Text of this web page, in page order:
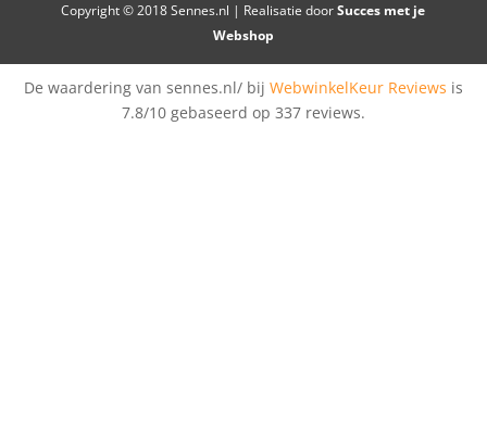
Copyright © 2018 Sennes.nl | Realisatie doorSucces met je
Webshop
De waardering van sennes.nl/ bij WebwinkelKeur Reviews is
7.8/10 gebaseerd op 337 reviews.